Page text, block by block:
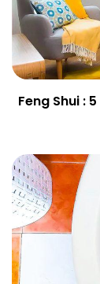
Feng Shui :